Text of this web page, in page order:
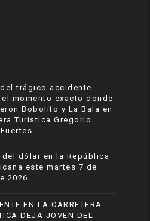
trágico accidente
momento exacto donde
Bobolito y La Bala en
Turistica Gregorio
del dólar en la República
este martes 7 de
2026
EN LA CARRETERA
DEJA JOVEN DEL